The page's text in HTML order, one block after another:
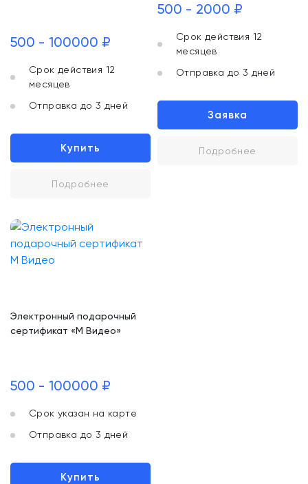
500 - 100000 ₽
Срок действия 12
месяцев
Отправка до 3 дней
Купить
Подробнее
500 - 2000 ₽
Срок действия 12
месяцев
Отправка до 3 дней
Заявка
Подробнее
Электронный подарочный
сертификат «М Видео»
500 - 100000 ₽
Срок указан на карте
Отправка до 3 дней
Купить